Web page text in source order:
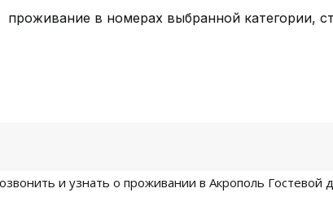
проживание в номерах выбранной категории,
и узнать о проживании в Акрополь Гостевой